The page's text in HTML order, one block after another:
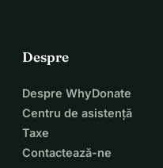
Despre
Despre WhyDonate
Centru de asistență
Taxe
Contactează-ne